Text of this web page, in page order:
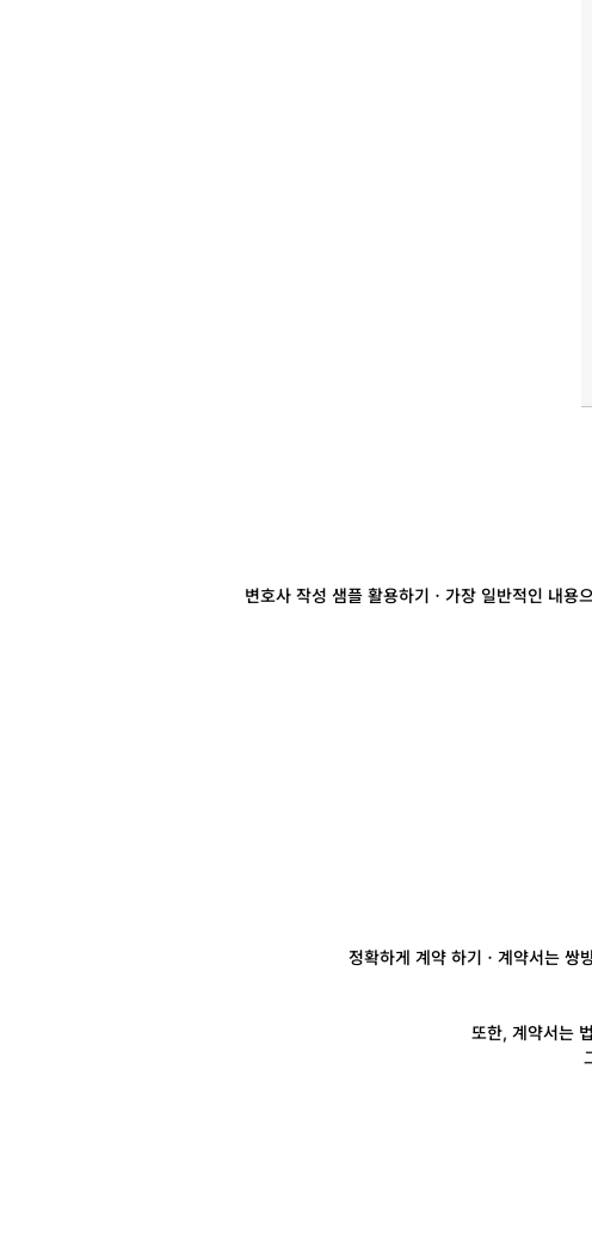
변호사 작성 샘플 활용하기 ㆍ가장 일반적인 내용
정확하게 계약 하기 ㆍ계약서는 쌍
또한, 계약서는